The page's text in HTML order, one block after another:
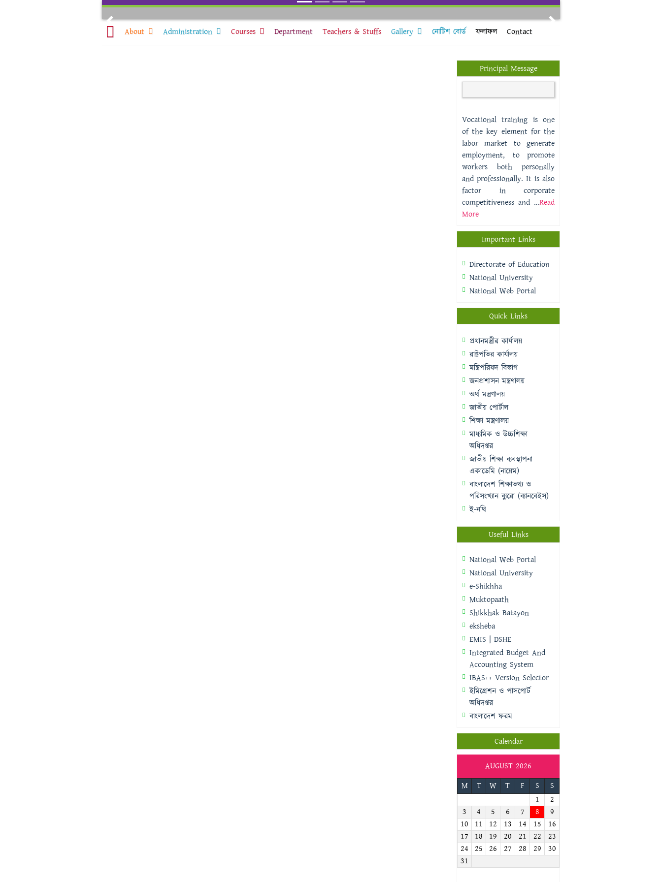
Previous
About Administration Courses Department Teachers & Stuffs Gallery নোটিশ বোর্ড ফলাফল Contact
Principal Message
Vocational training is one
of the key element for the
labor market to generate
employment, to promote
workers both personally
and professionally. It is also
factor in corporate
competitiveness and …Read
More
Important Links
Directorate of Education
National University
National Web Portal
Quick Links
প্রধানমন্ত্রীর কার্যালয়
রাষ্ট্রপতির কার্যালয়
মন্ত্রিপরিষদ বিভাগ
জনপ্রশাসন মন্ত্রণালয়
অর্থ মন্ত্রণালয়
জাতীয় পোর্টাল
শিক্ষা মন্ত্রণালয়
মাধ্যমিক ও উচ্চশিক্ষা
অধিদপ্তর
জাতীয় শিক্ষা ব্যবস্থাপনা
একাডেমি (নায়েম)
বাংলাদেশ শিক্ষাতথ্য ও
পরিসংখ্যান ব্যুরো (ব্যানবেইস)
ই-নথি
Useful Links
National Web Portal
National University
e-Shikhha
Muktopaath
Shikkhak Batayon
eksheba
EMIS | DSHE
Integrated Budget And
Accounting System
IBAS++ Version Selector
ইমিগ্রেশন ও পাসপোর্ট
অধিদপ্তর
বাংলাদেশ ফরম
Calendar
AUGUST 2026
M
T W T F S
S
1
2
3
4 5 6 7 8
9
10
11 12 13 14 15
16
17
18 19 20 21 22
23
24
25 26 27 28 29
30
31